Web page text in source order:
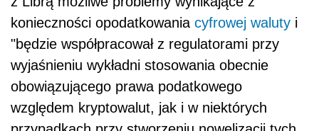
konieczności opodatkowania cyfrowej waluty i
"będzie współpracował z regulatorami przy
wyjaśnieniu wykładni stosowania obecnie
obowiązującego prawa podatkowego
względem kryptowalut, jak i w niektórych